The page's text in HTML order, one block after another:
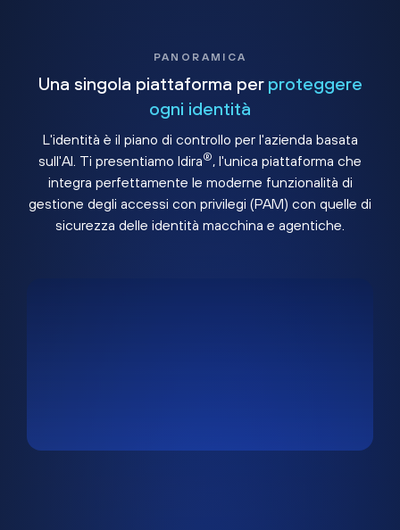
PANORAMICA
Una singola piattaforma per proteggere
ogni identità
L'identità è il piano di controllo per l'azienda basata
sull'AI. Ti presentiamo Idira®, l'unica piattaforma che
integra perfettamente le moderne funzionalità di
gestione degli accessi con privilegi (PAM) con quelle di
sicurezza delle identità macchina e agentiche.